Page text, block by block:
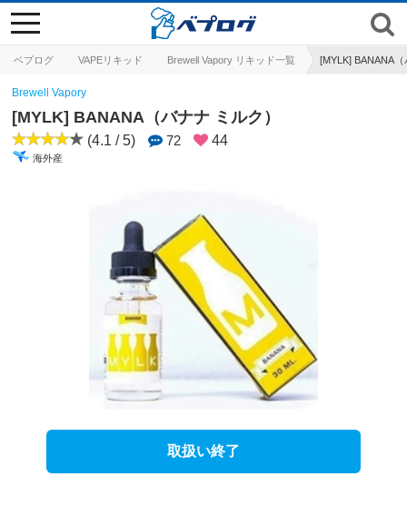
ベプログ VAPEリキッド Brewell Vapory リキッド一覧 [MYLK] BANANA
toggle
navigation
Brewell Vapory
[MYLK] BANANA（バナナ ミルク）
(4.1 / 5) 72 44
海外産
取扱い終了